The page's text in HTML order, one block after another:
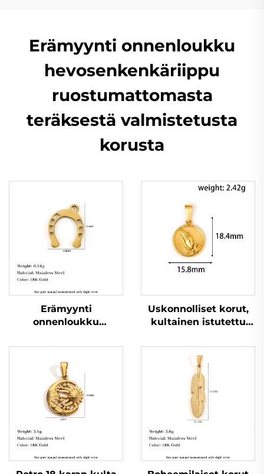
Erämyynti onnenloukku
hevosenkenkäriippu
ruostumattomasta
teräksestä valmistetusta
korusta
Erämyynti
onnenloukku
ruostumattomasta
teräksestä
valmistetusta korusta
Uskonnolliset korut,
kultainen istutettu
kehän muotoinen
miehen necklessin
riippu